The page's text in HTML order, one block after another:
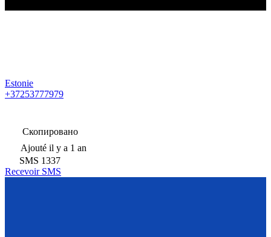
Estonie
+37253777979
Скопировано
Ajouté il y a 1 an
SMS 1337
Recevoir SMS